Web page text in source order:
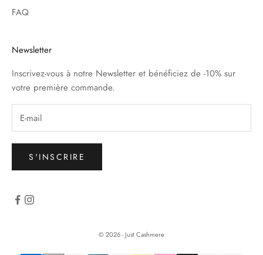
FAQ
Newsletter
Inscrivez-vous à notre Newsletter et bénéficiez de -10% sur
votre première commande.
S'INSCRIRE
© 2026 - Just Cashmere